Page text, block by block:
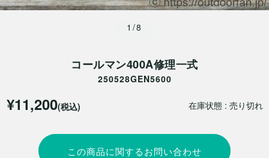
1/8
コールマン400A修理一式
250528GEN5600
在庫状態 : 売り切れ
¥11,200(税込)
この商品に関するお問い合わせ